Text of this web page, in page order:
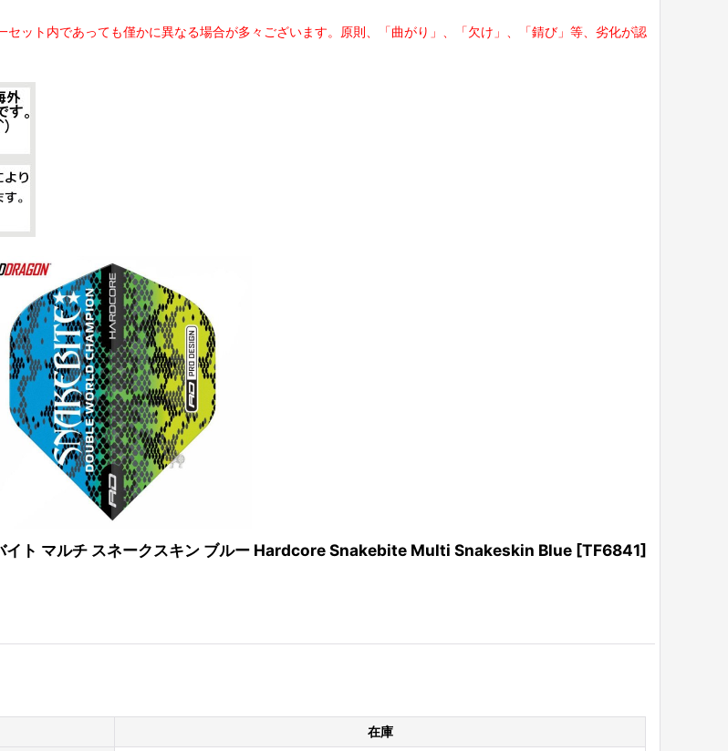
ット内であっても僅かに異なる場合が多々ございます。原則、「曲がり」、「欠け」、「錆び」等、劣化が認
イト マルチ スネークスキン ブルー Hardcore Snakebite Multi Snakeskin Blue [TF6841]
在庫